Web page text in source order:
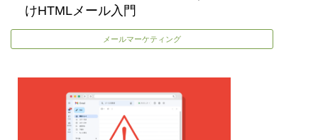
けHTMLメール入門
メールマーケティング